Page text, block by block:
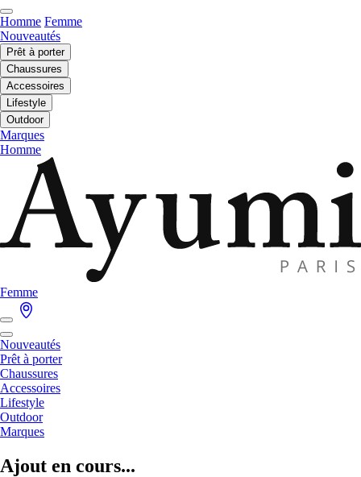
Homme Femme
Nouveautés
Prêt à porter
Chaussures
Accessoires
Lifestyle
Outdoor
Marques
Homme
Femme
Nouveautés
Prêt à porter
Chaussures
Accessoires
Lifestyle
Outdoor
Marques
Ajout en cours...